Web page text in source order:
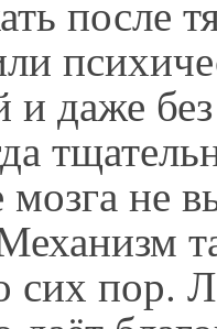
после
и даже
мозга не
сих пор.